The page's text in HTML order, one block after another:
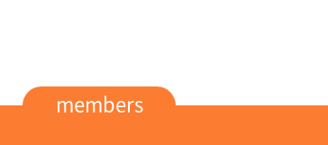
members